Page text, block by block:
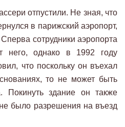
отпустили. Не зная, что
в парижский аэропорт,
сотрудники аэропорта
него, однако в 1992 году
что поскольку он въехал
то не может быть
Покинуть здание он также
было разрешения на въезд